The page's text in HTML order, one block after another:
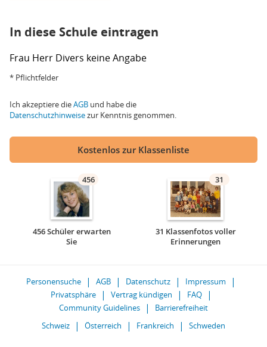
In diese Schule eintragen
Frau Herr Divers keine Angabe
* Pflichtfelder
Ich akzeptiere dieAGB und habe die
Datenschutzhinweisezur Kenntnis genommen.
Kostenlos zur Klassenliste
456
456 Schüler erwarten
Sie
31
31 Klassenfotos voller
Erinnerungen
Personensuche AGB Datenschutz
Impressum
Privatsphäre
Vertrag kündigen
FAQ
Community Guidelines
Barrierefreiheit
Schweiz
Österreich Frankreich Schweden